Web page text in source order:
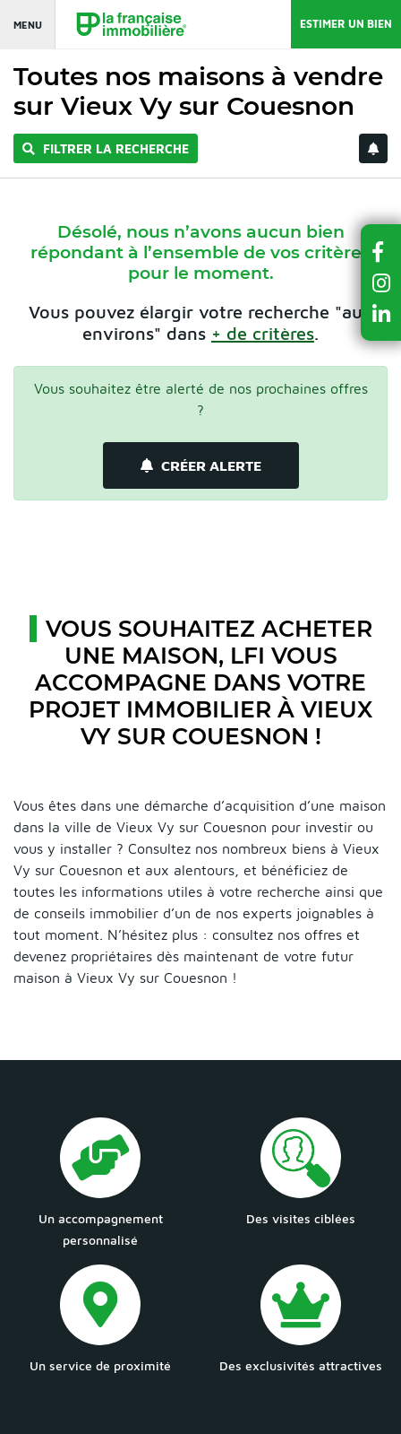
MENU ESTIMER UN BIEN
Toutes nos maisons à vendre
sur Vieux Vy sur Couesnon
FILTRER LA RECHERCHE
Désolé, nous n’avons aucun bien
répondant à l’ensemble de vos critères
pour le moment.
Vous pouvez élargir votre recherche "aux
environs" dans + de critères.
Vous souhaitez être alerté de nos prochaines offres
?
CRÉER ALERTE
VOUS SOUHAITEZ ACHETER
UNE MAISON, LFI VOUS
ACCOMPAGNE DANS VOTRE
PROJET IMMOBILIER À VIEUX
VY SUR COUESNON !
Vous êtes dans une démarche d’acquisition d’une maison
dans la ville de Vieux Vy sur Couesnon pour investir ou
vous y installer ? Consultez nos nombreux biens à Vieux
Vy sur Couesnon et aux alentours, et bénéficiez de
toutes les informations utiles à votre recherche ainsi que
de conseils immobilier d’un de nos experts joignables à
tout moment. N’hésitez plus : consultez nos offres et
devenez propriétaires dès maintenant de votre futur
maison à Vieux Vy sur Couesnon !
Un accompagnement
personnalisé
Des visites ciblées
Un service de proximité Des exclusivités attractives